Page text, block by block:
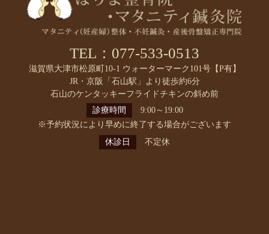
TEL：077-533-0513
滋賀県大津市松原町10-1 ウォーターマーク101号【P有】
JR・京阪「石山駅」より徒歩約6分
石山のケンタッキーフライドチキンの斜め前
診療時間
9:00～19:00
※予約状況により早めに終了する場合がございます
休診日
不定休